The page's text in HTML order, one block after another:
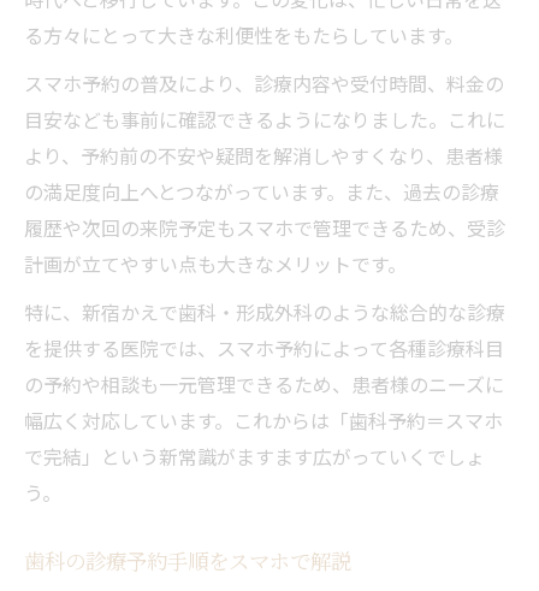
費用一覧や補助制度も歯科モバイル対応
スマホ活用で歯科の追加費用も事前確認
診療予約や支払い手続きもアプリでOK
歯科アプリで診療予約がワンタップ完了
歯科の支払いもアプリでスムーズに進行
診療履歴や次回予約も歯科アプリ管理
アプリ経由の歯科キャンセルも簡単操作
歯科アプリで家族情報も一元管理できる
最新モバイル技術が歯科の悩みをサポート
歯科の不安を和らげる最新モバイル技術
歯科のオンライン相談がモバイルで可能
る方々にとって大きな利便性をもたらしています。
スマホ予約の普及により、診療内容や受付時間、料金の
目安なども事前に確認できるようになりました。これに
より、予約前の不安や疑問を解消しやすくなり、患者様
の満足度向上へとつながっています。また、過去の診療
履歴や次回の来院予定もスマホで管理できるため、受診
計画が立てやすい点も大きなメリットです。
特に、新宿かえで歯科・形成外科のような総合的な診療
を提供する医院では、スマホ予約によって各種診療科目
の予約や相談も一元管理できるため、患者様のニーズに
幅広く対応しています。これからは「歯科予約＝スマホ
で完結」という新常識がますます広がっていくでしょ
う。
歯科の診療予約手順をスマホで解説